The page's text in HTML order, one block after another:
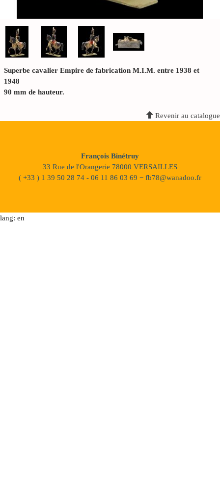
Superbe cavalier Empire de fabrication M.I.M. entre 1938 et
1948
90 mm de hauteur.
Revenir au catalogue
François Binétruy
33 Rue de l'Orangerie 78000 VERSAILLES
( +33 ) 1 39 50 28 74 - 06 11 86 03 69 − fb78@wanadoo.fr
lang: en